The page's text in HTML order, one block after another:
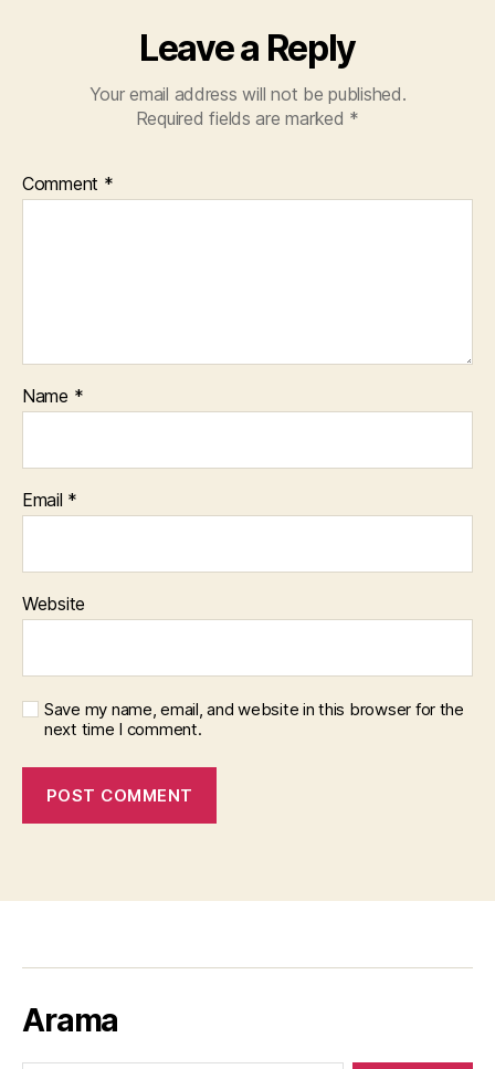
Leave a Reply
Your email address will not be published.
Required fields are marked *
Comment *
Name *
Email *
Website
Save my name, email, and website in this browser for the
next time I comment.
Arama